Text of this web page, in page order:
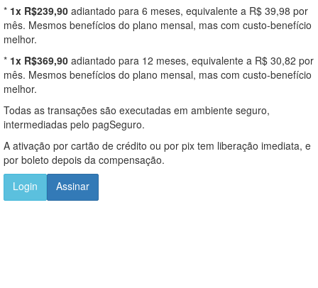
* 1x R$239,90 adiantado para 6 meses, equivalente a R$ 39,98 por
mês. Mesmos benefícios do plano mensal, mas com custo-benefício
melhor.
* 1x R$369,90 adiantado para 12 meses, equivalente a R$ 30,82 por
mês. Mesmos benefícios do plano mensal, mas com custo-benefício
melhor.
Todas as transações são executadas em ambiente seguro,
intermediadas pelo pagSeguro.
A ativação por cartão de crédito ou por pix tem liberação imediata, e
por boleto depois da compensação.
Login
Assinar